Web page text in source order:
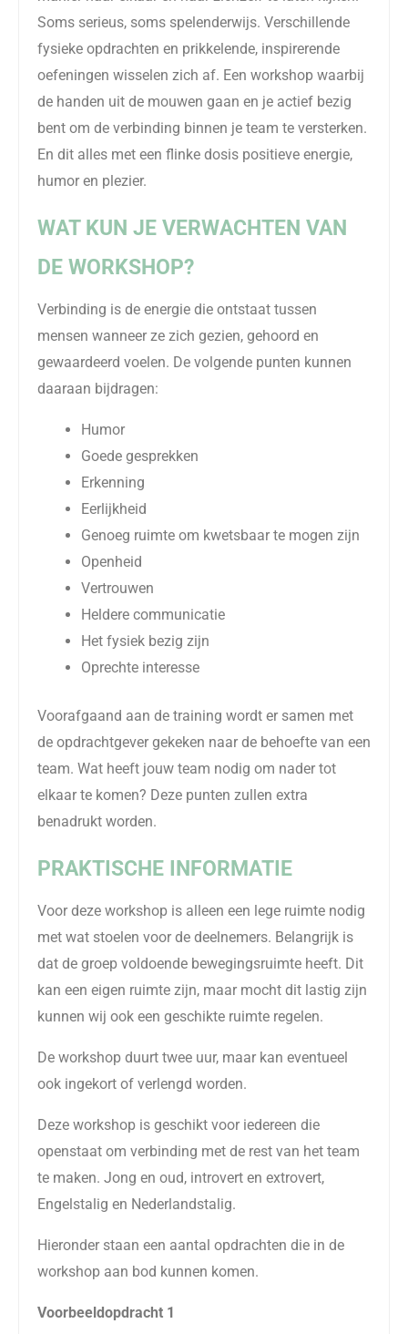
Soms serieus, soms spelenderwijs. Verschillende
fysieke opdrachten en prikkelende, inspirerende
oefeningen wisselen zich af. Een workshop waarbij
de handen uit de mouwen gaan en je actief bezig
bent om de verbinding binnen je team te versterken.
En dit alles met een flinke dosis positieve energie,
humor en plezier.
WAT KUN JE VERWACHTEN VAN
DE WORKSHOP?
Verbinding is de energie die ontstaat tussen
mensen wanneer ze zich gezien, gehoord en
gewaardeerd voelen. De volgende punten kunnen
daaraan bijdragen:
Humor
Goede gesprekken
Erkenning
Eerlijkheid
Genoeg ruimte om kwetsbaar te mogen zijn
Openheid
Vertrouwen
Heldere communicatie
Het fysiek bezig zijn
Oprechte interesse
Voorafgaand aan de training wordt er samen met
de opdrachtgever gekeken naar de behoefte van een
team. Wat heeft jouw team nodig om nader tot
elkaar te komen? Deze punten zullen extra
benadrukt worden.
PRAKTISCHE INFORMATIE
Voor deze workshop is alleen een lege ruimte nodig
met wat stoelen voor de deelnemers. Belangrijk is
dat de groep voldoende bewegingsruimte heeft. Dit
kan een eigen ruimte zijn, maar mocht dit lastig zijn
kunnen wij ook een geschikte ruimte regelen.
De workshop duurt twee uur, maar kan eventueel
ook ingekort of verlengd worden.
Deze workshop is geschikt voor iedereen die
openstaat om verbinding met de rest van het team
te maken. Jong en oud, introvert en extrovert,
Engelstalig en Nederlandstalig.
Hieronder staan een aantal opdrachten die in de
workshop aan bod kunnen komen.
Voorbeeldopdracht 1